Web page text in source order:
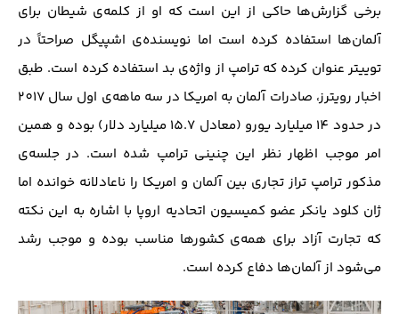
برخی گزارش‌ها حاکی از این است که او از کلمه‌ی شیطان برای
آلمان‌ها استفاده کرده است اما نویسنده‌ی اشپیگل صراحتاً در
توییتر عنوان کرده که ترامپ از واژه‌ی بد استفاده کرده است. طبق
اخبار رویترز، صادرات آلمان به امریکا در سه ماهه‌ی اول سال 2017
در حدود 14 میلیارد یورو (معادل 15.7 میلیارد دلار) بوده و همین
امر موجب اظهار نظر این چنینی ترامپ شده است. در جلسه‌ی
مذکور ترامپ تراز تجاری بین آلمان و امریکا را ناعادلانه خوانده اما
ژان کلود یانکر عضو کمیسیون اتحادیه اروپا با اشاره به این نکته
که تجارت آزاد برای همه‌ی کشورها مناسب بوده و موجب رشد
می‌شود از آلمان‌ها دفاع کرده است.